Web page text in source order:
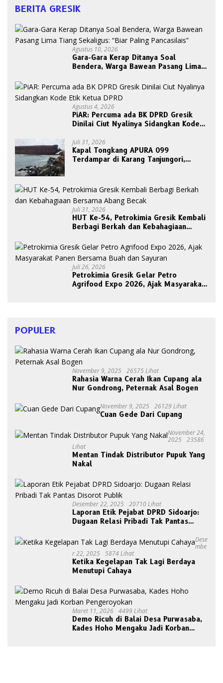
BERITA GRESIK
Agustus 10, 2026
Gara-Gara Kerap Ditanya Soal
Bendera, Warga Bawean Pasang Lima
Pancasilais”
Agustus 4, 2026
PiAR: Percuma ada BK DPRD Gresik
Dinilai Ciut Nyalinya Sidangkan Kode
Juli 31, 2026
Kapal Tongkang APURA 099
Terdampar di Karang Tanjungori,
Juli 31, 2026
HUT Ke-54, Petrokimia Gresik Kembali
Berbagi Berkah dan Kebahagiaan
Juli 26, 2026
Petrokimia Gresik Gelar Petro
Agrifood Expo 2026, Ajak Masyarakat
POPULER
November 9, 2025 26575 Lihat
Rahasia Warna Cerah Ikan Cupang ala
Nur Gondrong, Peternak Asal Bogen
November 9, 2025 26129 Lihat
Cuan Gede Dari Cupang
November 24,
2025 23586
Lihat
Mentan Tindak Distributor Pupuk Yang
Nakal
Desember 22, 2025 20710 Lihat
Laporan Etik Pejabat DPRD Sidoarjo:
Dugaan Relasi Pribadi Tak Pantas
Dese
Mbe
R 22, 2025 5874 Lihat
Ketika Kegelapan Tak Lagi Berdaya
Menutupi Cahaya
Maret 11, 2026 4499 Lihat
Demo Ricuh di Balai Desa Purwasaba,
Kades Hoho Mengaku Jadi Korban